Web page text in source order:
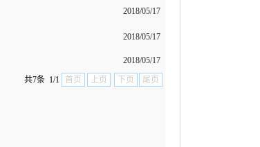
2018/05/17
2018/05/17
2018/05/17
共7条 1/1
首页 上页 下页 尾页